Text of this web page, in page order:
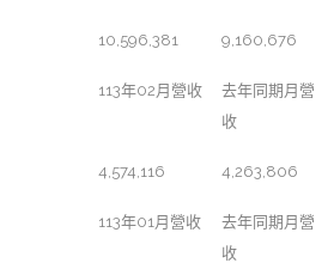
10,596,381 9,160,676
113年02月營收
去年同期月營
收
4,574,116 4,263,806
113年01月營收
去年同期月營
收